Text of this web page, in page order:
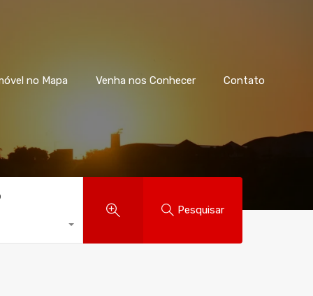
no Mapa Venha nos Conhecer Contato
Pesquisar